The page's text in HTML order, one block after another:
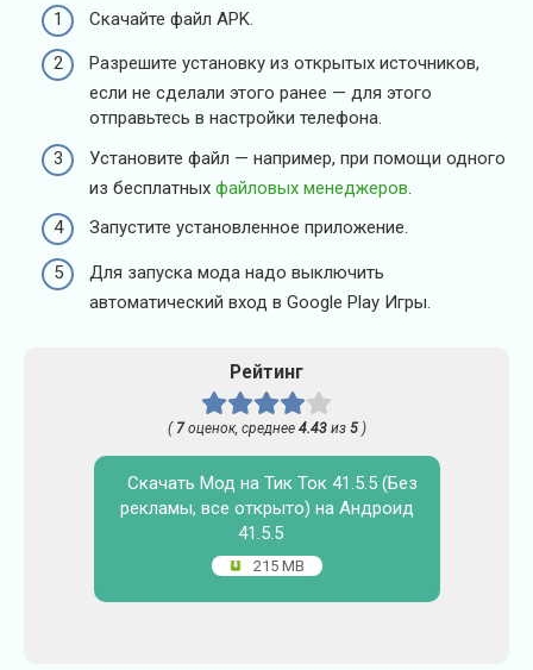
Скачайте файл APK.
Разрешите установку из открытых источников,
если не сделали этого ранее — для этого
отправьтесь в настройки телефона.
Установите файл — например, при помощи одного
из бесплатных файловых менеджеров.
Запустите установленное приложение.
Для запуска мода надо выключить
автоматический вход в Google Play Игры.
Рейтинг
( 7оценок, среднее 4.43из 5)
Скачать Мод на Тик Ток 41.5.5 (Без
рекламы, все открыто) на Андроид
41.5.5
215 MB